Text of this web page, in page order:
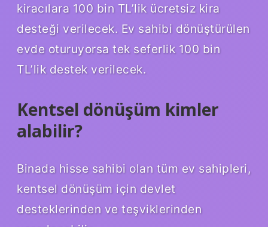
kiracılara 100 bin TL’lik ücretsiz kira
desteği verilecek. Ev sahibi dönüştürülen
evde oturuyorsa tek seferlik 100 bin
TL’lik destek verilecek.
Kentsel dönüşüm kimler
alabilir?
Binada hisse sahibi olan tüm ev sahipleri,
kentsel dönüşüm için devlet
desteklerinden ve teşviklerinden